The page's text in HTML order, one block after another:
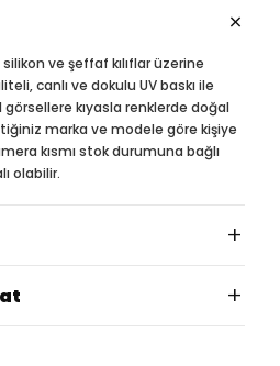
×
ve şeffaf kılıflar üzerine
canlı ve dokulu UV baskı ile
kıyasla renklerde doğal
marka ve modele göre kişiye
kısmı stok durumuna bağlı
olabilir.
+
+